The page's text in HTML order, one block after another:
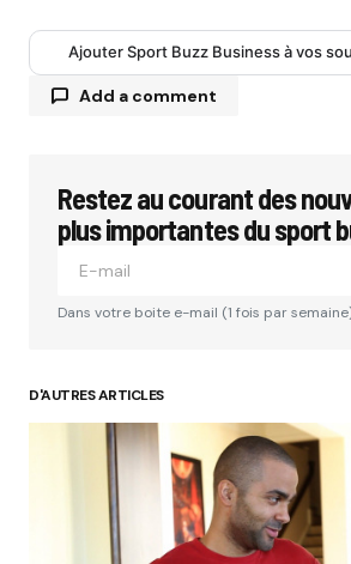
Ajouter Sport Buzz Business à vos
Add a comment
Votre adresse e-mail ne sera
champs obligatoires sont
Your Name
Your E-mail *
Restez au courant des
plus importantes du sport
Dans votre boite e-mail (1 fois par
D'AUTRES ARTICLES